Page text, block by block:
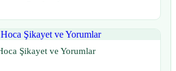
Şikayet ve Yorumlar